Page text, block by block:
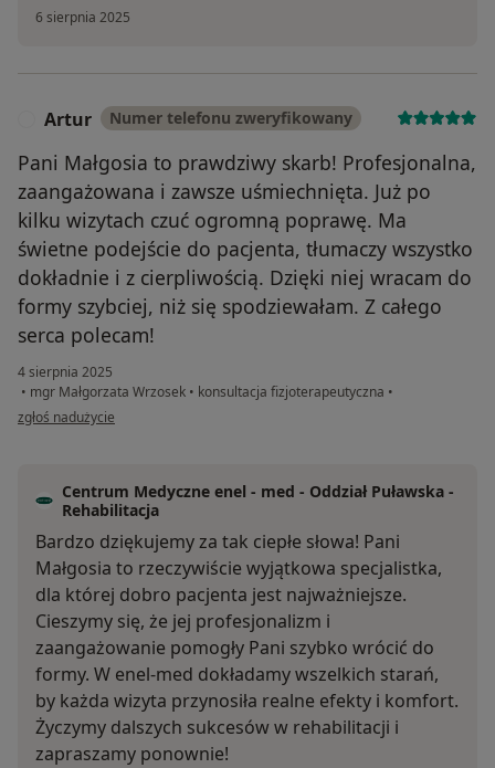
6 sierpnia 2025
Artur Numer telefonu zweryfikowany
Pani Małgosia to prawdziwy skarb! Profesjonalna,
zaangażowana i zawsze uśmiechnięta. Już po
kilku wizytach czuć ogromną poprawę. Ma
świetne podejście do pacjenta, tłumaczy wszystko
dokładnie i z cierpliwością. Dzięki niej wracam do
formy szybciej, niż się spodziewałam. Z całego
serca polecam!
4 sierpnia 2025
• mgr Małgorzata Wrzosek • konsultacja fizjoterapeutyczna •
w opinii użytkownika Artur
zgłoś nadużycie
Centrum Medyczne enel - med - Oddział Puławska -
Rehabilitacja
Bardzo dziękujemy za tak ciepłe słowa! Pani
Małgosia to rzeczywiście wyjątkowa specjalistka,
dla której dobro pacjenta jest najważniejsze.
Cieszymy się, że jej profesjonalizm i
zaangażowanie pomogły Pani szybko wrócić do
formy. W enel-med dokładamy wszelkich starań,
by każda wizyta przynosiła realne efekty i komfort.
Życzymy dalszych sukcesów w rehabilitacji i
zapraszamy ponownie!